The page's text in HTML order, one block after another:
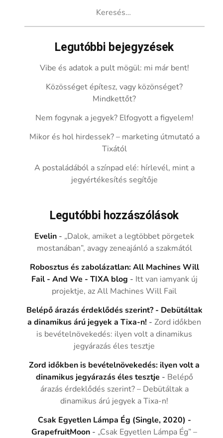
Legutóbbi bejegyzések
Vibe és adatok a pult mögül: mi már bent!
Közösséget építesz, vagy közönséget?
Mindkettőt?
Nem fogynak a jegyek? Elfogyott a figyelem!
Mikor és hol hirdessek? – marketing útmutató a
Tixától
A postaládából a színpad elé: hírlevél, mint a
jegyértékesítés segítője
Legutóbbi hozzászólások
Evelin - „Dalok, amiket a legtöbbet pörgetek
mostanában”, avagy zeneajánló a szakmától
Robosztus és zabolázatlan: All Machines Will
Fail - And We - TIXA blog - Itt van iamyank új
projektje, az All Machines Will Fail
Belépő árazás érdeklődés szerint? - Debütáltak
a dinamikus árú jegyek a Tixa-n! -Zord időkben
is bevételnövekedés: ilyen volt a dinamikus
jegyárazás éles tesztje
Zord időkben is bevételnövekedés: ilyen volt a
dinamikus jegyárazás éles tesztje - Belépő
árazás érdeklődés szerint? – Debütáltak a
dinamikus árú jegyek a Tixa-n!
Csak Egyetlen Lámpa Ég (Single, 2020) -
GrapefruitMoon - „Csak Egyetlen Lámpa Ég” –